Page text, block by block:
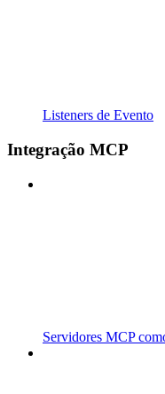
Listeners de Evento
Integração MCP
Servidores MCP